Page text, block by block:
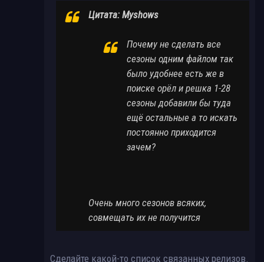
Цитата: Myshows
Почему не сделать все
сезоны одним файлом так
было удобнее есть же в
поиске орёл и решка 1-28
сезоны добавили бы туда
ещё остальные а то искать
постоянно приходится
зачем?
Очень много сезонов всяких,
совмещать их не получится
Сделайте какой-то список связанных релизов.